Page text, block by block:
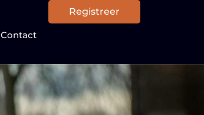
Contact
Registreer